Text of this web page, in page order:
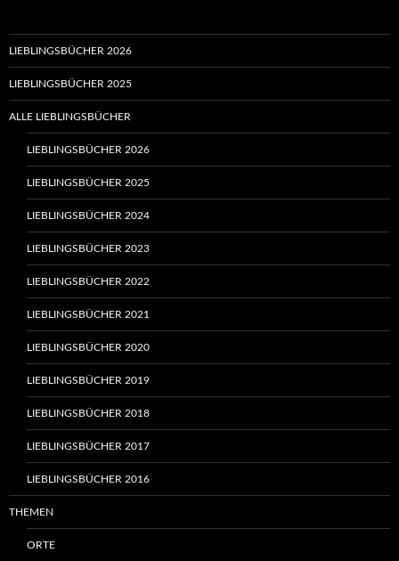
LIEBLINGSBÜCHER 2026
LIEBLINGSBÜCHER 2025
ALLE LIEBLINGSBÜCHER
LIEBLINGSBÜCHER 2026
LIEBLINGSBÜCHER 2025
LIEBLINGSBÜCHER 2024
LIEBLINGSBÜCHER 2023
LIEBLINGSBÜCHER 2022
LIEBLINGSBÜCHER 2021
LIEBLINGSBÜCHER 2020
LIEBLINGSBÜCHER 2019
LIEBLINGSBÜCHER 2018
LIEBLINGSBÜCHER 2017
LIEBLINGSBÜCHER 2016
THEMEN
ORTE